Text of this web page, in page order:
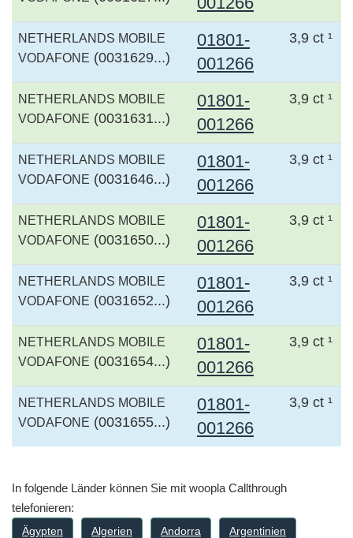
NETHERLANDS MOBILE
VODAFONE (0031629...)
01801-
001266
3,9 ct ¹
NETHERLANDS MOBILE
VODAFONE (0031631...)
01801-
001266
3,9 ct ¹
NETHERLANDS MOBILE
VODAFONE (0031646...)
01801-
001266
3,9 ct ¹
NETHERLANDS MOBILE
VODAFONE (0031650...)
01801-
001266
3,9 ct ¹
NETHERLANDS MOBILE
VODAFONE (0031652...)
01801-
001266
3,9 ct ¹
NETHERLANDS MOBILE
VODAFONE (0031654...)
01801-
001266
3,9 ct ¹
NETHERLANDS MOBILE
VODAFONE (0031655...)
01801-
001266
3,9 ct ¹
In folgende Länder können Sie mit woopla Callthrough
telefonieren:
Ägypten Algerien Andorra Argentinien